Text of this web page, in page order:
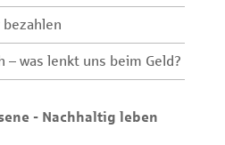
– was lenkt uns beim Geld?
- Nachhaltig leben